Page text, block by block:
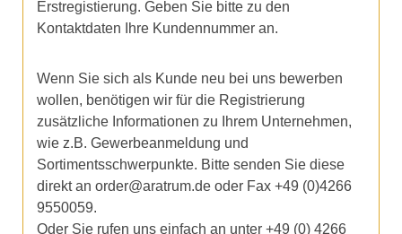
Erstregistierung. Geben Sie bitte zu den
Kontaktdaten Ihre Kundennummer an.
Wenn Sie sich als Kunde neu bei uns bewerben
wollen, benötigen wir für die Registrierung
zusätzliche Informationen zu Ihrem Unternehmen,
wie z.B. Gewerbeanmeldung und
Sortimentsschwerpunkte. Bitte senden Sie diese
direkt an order@aratrum.de oder Fax +49 (0)4266
9550059.
Oder Sie rufen uns einfach an unter +49 (0) 4266